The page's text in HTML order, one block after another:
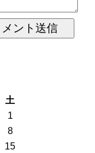
土
1
8
15